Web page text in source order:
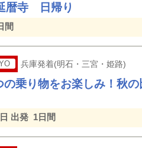
暦寺 日帰り
間
兵庫発着(明石・三宮・姫路)
の乗り物をお楽しみ！秋
出発 1日間